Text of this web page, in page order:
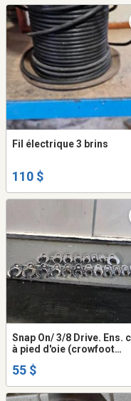
Fil électrique 3 brins
110 $
Snap On/ 3/8 Drive. Ens.
à pied d'oie (crowfoot
55 $